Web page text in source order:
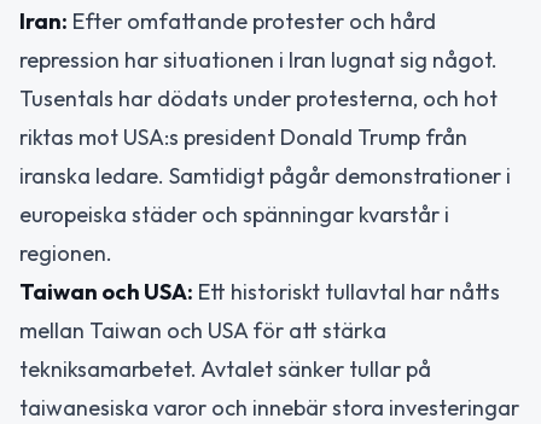
Iran: Efter omfattande protester och hård
repression har situationen i Iran lugnat sig något.
Tusentals har dödats under protesterna, och hot
riktas mot USA:s president Donald Trump från
iranska ledare. Samtidigt pågår demonstrationer i
europeiska städer och spänningar kvarstår i
regionen.
Taiwan och USA: Ett historiskt tullavtal har nåtts
mellan Taiwan och USA för att stärka
tekniksamarbetet. Avtalet sänker tullar på
taiwanesiska varor och innebär stora investeringar